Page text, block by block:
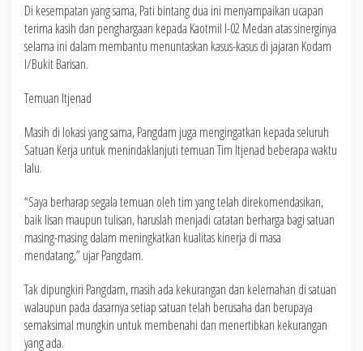
Di kesempatan yang sama, Pati bintang dua ini menyampaikan ucapan
terima kasih dan penghargaan kepada Kaotmil I-02 Medan atas sinerginya
selama ini dalam membantu menuntaskan kasus-kasus di jajaran Kodam
I/Bukit Barisan.
Temuan Itjenad
Masih di lokasi yang sama, Pangdam juga mengingatkan kepada seluruh
Satuan Kerja untuk menindaklanjuti temuan Tim Itjenad beberapa waktu
lalu.
“Saya berharap segala temuan oleh tim yang telah direkomendasikan,
baik lisan maupun tulisan, haruslah menjadi catatan berharga bagi satuan
masing-masing dalam meningkatkan kualitas kinerja di masa
mendatang,” ujar Pangdam.
Tak dipungkiri Pangdam, masih ada kekurangan dan kelemahan di satuan
walaupun pada dasarnya setiap satuan telah berusaha dan berupaya
semaksimal mungkin untuk membenahi dan menertibkan kekurangan
yang ada.